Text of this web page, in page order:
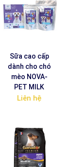
Sữa cao cấp
dành cho chó
mèo NOVA-
PET MILK
Liên hệ